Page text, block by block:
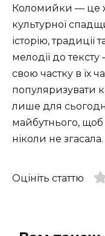
Коломийки — це
культурної
історію, традиції
мелодії до
свою частку в їх
популяризувати
лише для
майбутнього, щоб
ніколи не згасала.
Оцініть статтю